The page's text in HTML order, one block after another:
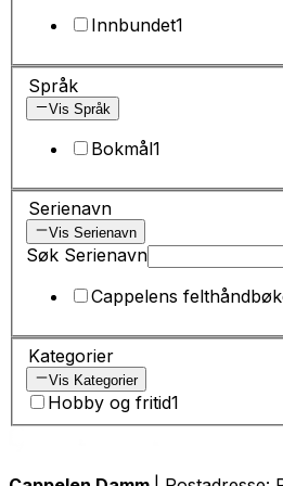
Innbundet1
Språk
Vis Språk
Bokmål1
Serienavn
Vis Serienavn
Søk Serienavn
Cappelens
Kategorier
Vis Kategorier
Hobby og fritid1